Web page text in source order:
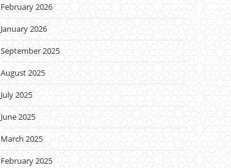
February 2026
January 2026
September 2025
August 2025
July 2025
June 2025
March 2025
February 2025